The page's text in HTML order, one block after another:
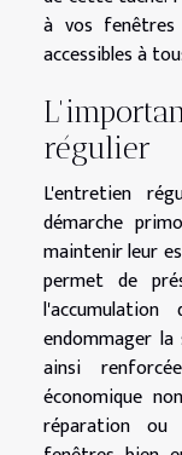
à vos
accessibles à
régulier
L'entretien
démarche
maintenir leur
permet de
endommager
ainsi
économique
réparation ou